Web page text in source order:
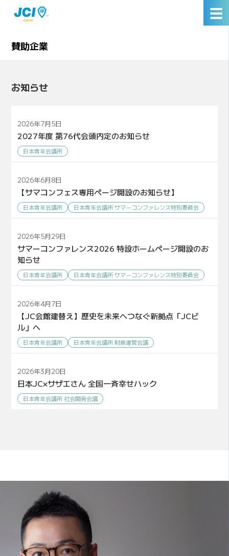
☰
賛助企業
お知らせ
2026年7月5日
2027年度 第76代会頭内定のお知らせ
日本青年会議所
2026年6月8日
【サマコンフェス専用ページ開設のお知らせ】
日本青年会議所 日本青年会議所 サマーコンファレンス特別委員会
2026年5月29日
サマーコンファレンス2026 特設ホームページ開設のお
知らせ
日本青年会議所 日本青年会議所 サマーコンファレンス特別委員会
2026年4月7日
【JC会館建替え】歴史を未来へつなぐ新拠点「JCビ
ル」へ
日本青年会議所 日本青年会議所 財務運営会議
2026年3月20日
日本JC×サザエさん 全国一斉幸せハック
日本青年会議所 社会開発会議